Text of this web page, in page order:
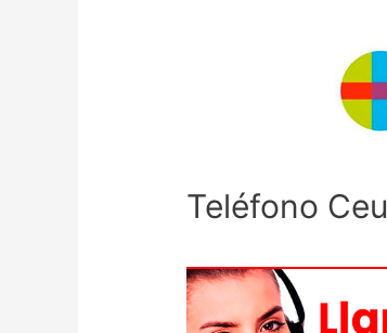
Teléfono Ceu